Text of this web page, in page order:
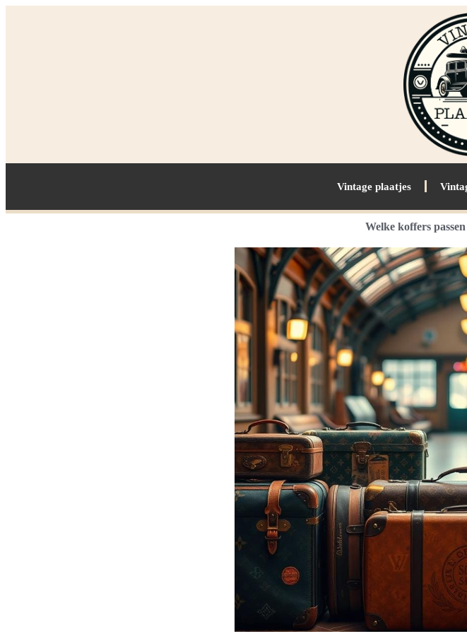
Vintage plaatjes
Welke koffers